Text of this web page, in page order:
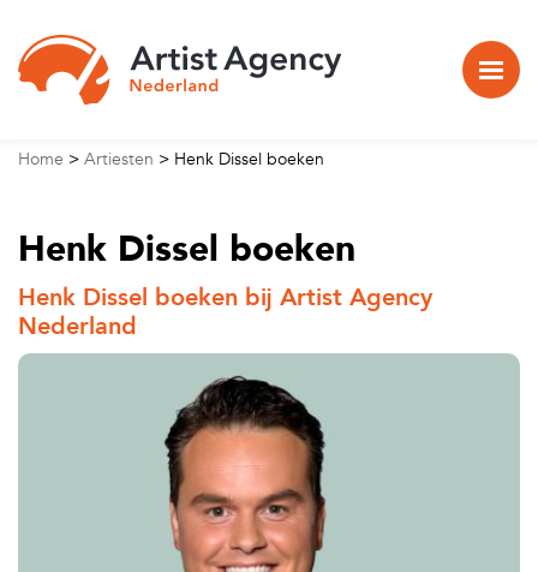
Home > Artiesten > Henk Dissel boeken
Henk Dissel boeken
Henk Dissel boeken bij Artist Agency
Nederland